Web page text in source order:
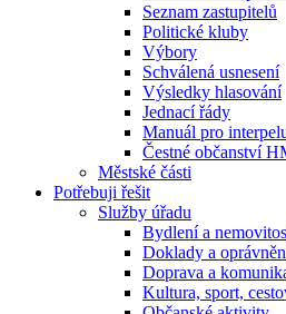
Seznam zastupitelů
Politické kluby
Výbory
Schválená usnesení
Výsledky hlasování
Jednací řády
Manuál pro
Čestné občanství
Městské části
Potřebuji řešit
Služby úřadu
Bydlení a
Doklady a
Doprava a
Kultura, sport,